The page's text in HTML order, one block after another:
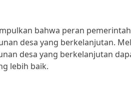
bahwa peran
desa yang berkelanjutan.
desa yang berkelanjutan
lebih baik.